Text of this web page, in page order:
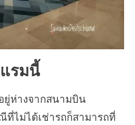
รมนี้
ยู่ห่างจากสนามบิน
ที่ไม่ได้เช่ารถก็สามารถที่